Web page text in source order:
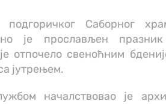
Саборног
је прослављен
отпочело свеноћним
јутрењем.
началствовао је